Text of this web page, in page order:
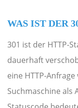
WAS IST DER
301 ist der HTTP-
dauerhaft
eine HTTP-
Suchmaschine als